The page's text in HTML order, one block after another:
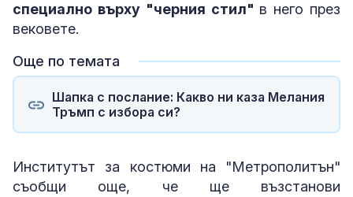
специално върху "черния стил" в него през
вековете.
Още по темата
Шапка с послание: Какво ни каза Мелания
Тръмп с избора си?
Институтът за костюми на "Метрополитън"
съобщи още, че ще възстанови